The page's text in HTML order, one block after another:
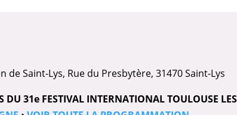
de Saint-Lys, Rue du Presbytère, 31470 Saint-Lys
DU 31e FESTIVAL INTERNATIONAL TOULOUSE